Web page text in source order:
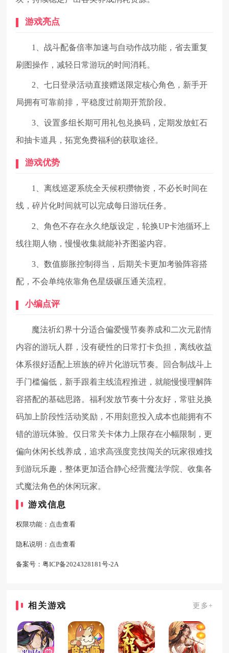
游戏亮点
1、战斗配备倍率加速与自动作战功能，省去重复
刷图操作，减轻日常游玩的时间消耗。
2、七日登录活动直接赠送限定核心角色，新手开
局拥有可靠前排，平稳度过前期开荒阶段。
3、设置多组长期可用礼包兑换码，定期发放虹石
和抽卡道具，拓宽免费福利的获取途径。
游戏优势
1、离线巡逻系统全天候积攒物资，不必长时间在
线，碎片化时间就可以完成每日游玩任务。
2、角色不存在永久绝版设定，轮换UP卡池循环上
线往期人物，慢慢收集就能补齐图鉴内容。
3、数值膨胀控制得当，后期关卡更加考验阵容搭
配，不会单纯依靠角色星级碾压通关流程。
小编点评
魔法祈幻界十分适合偏爱慢节奏养成和二次元剧情
内容的游玩人群，没有硬性的日常打卡负担，离线收益
体系很好适配上班族的碎片化游玩节奏。回合制战斗上
手门槛偏低，新手跟着主线流程推进，就能慢慢理解阵
容搭配的基础思路。福利发放节奏十分友好，常驻兑换
码加上阶段性活动奖励，不用刻意投入成本也能拥有不
错的游玩体验。仅日常关卡体力上限存在小幅限制，更
偏向休闲长线养成，追求高强度竞技闯关的玩家很难找
到游玩乐趣，整体更加适合静心经营魔法学院、收集各
式魔法角色的休闲玩家。
游戏信息
权限功能： 点击查看
隐私说明： 点击查看
备案号：粤ICP备2024328181号-2A
相关游戏 更多+